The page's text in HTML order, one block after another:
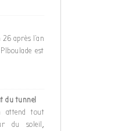
après l’an
est
du tunnel
attend tout
du soleil,